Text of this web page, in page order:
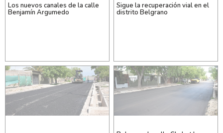
Los nuevos canales de la calle
Benjamín Argumedo
Sigue la recuperación vial en el
distrito Belgrano